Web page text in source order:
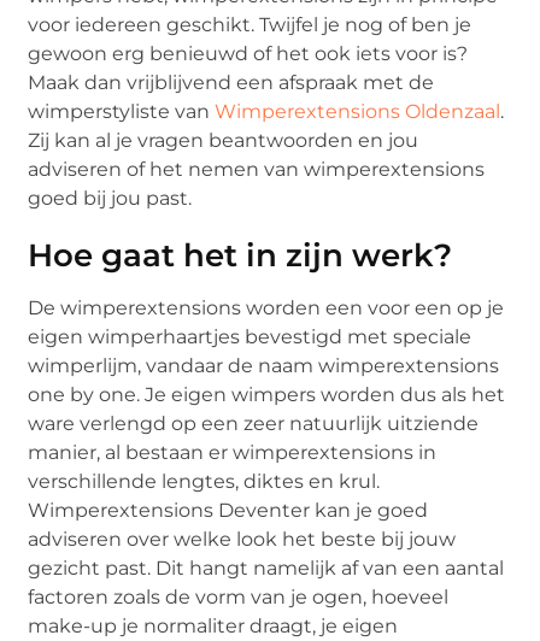
voor iedereen geschikt. Twijfel je nog of ben je
gewoon erg benieuwd of het ook iets voor is?
Maak dan vrijblijvend een afspraak met de
wimperstyliste vanWimperextensions Oldenzaal.
Zij kan al je vragen beantwoorden en jou
adviseren of het nemen van wimperextensions
goed bij jou past.
Hoe gaat het in zijn werk?
De wimperextensions worden een voor een op je
eigen wimperhaartjes bevestigd met speciale
wimperlijm, vandaar de naam wimperextensions
one by one. Je eigen wimpers worden dus als het
ware verlengd op een zeer natuurlijk uitziende
manier, al bestaan er wimperextensions in
verschillende lengtes, diktes en krul.
Wimperextensions Deventer kan je goed
adviseren over welke look het beste bij jouw
gezicht past. Dit hangt namelijk af van een aantal
factoren zoals de vorm van je ogen, hoeveel
make-up je normaliter draagt, je eigen